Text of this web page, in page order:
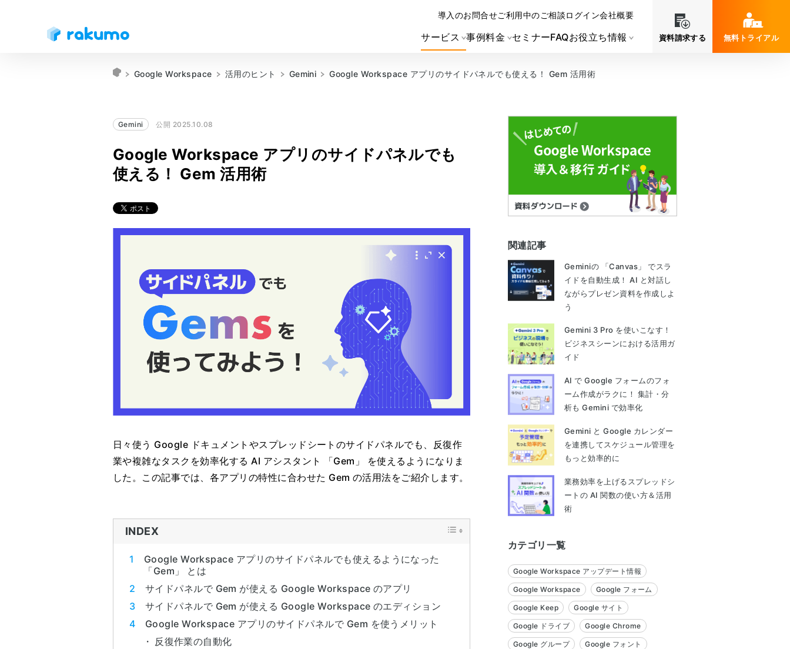
サービス 事例料金 セミナーFAQお役立ち情報
導入のお問合せご利用中のご相談ログイン会社概要
資料請求する 無料トライアル
Google Workspace 活用のヒント Gemini Google Workspace アプリのサイドパネルでも使える！ Gem 活用術
Gemini 公開 2025.10.08
Google Workspace アプリのサイドパネルでも
使える！ Gem 活用術
日々使う Google ドキュメントやスプレッドシートのサイドパネルでも、反復作
業や複雑なタスクを効率化する AI アシスタント 「Gem」 を使えるようになりま
した。この記事では、各アプリの特性に合わせた Gem の活用法をご紹介します。
INDEX
Google Workspace アプリのサイドパネルでも使えるようになった
「Gem」 とは
サイドパネルで Gem が使える Google Workspace のアプリ
サイドパネルで Gem が使える Google Workspace のエディション
Google Workspace アプリのサイドパネルで Gem を使うメリット
反復作業の自動化
関連記事
Geminiの 「Canvas」 でスラ
イドを自動生成！ AI と対話し
ながらプレゼン資料を作成しよ
う
Gemini 3 Pro を使いこなす！
ビジネスシーンにおける活用ガ
イド
AI で Google フォームのフォ
ーム作成がラクに！ 集計・分
析も Gemini で効率化
Gemini と Google カレンダー
を連携してスケジュール管理を
もっと効率的に
業務効率を上げるスプレッドシ
ートの AI 関数の使い方＆活用
術
カテゴリ一覧
Google Workspace アップデート情報
Google Workspace Google フォーム
Google Keep Google サイト
Google ドライブ Google Chrome
Google グループ Google フォント